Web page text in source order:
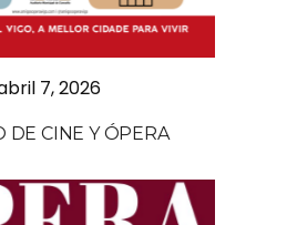
7, 2026
DE CINE Y ÓPERA